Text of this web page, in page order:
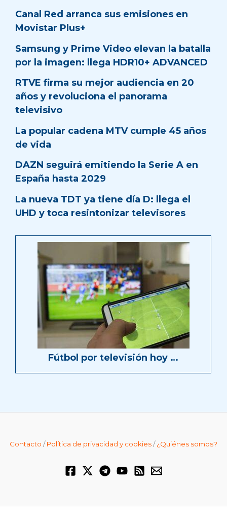
Canal Red arranca sus emisiones en
Movistar Plus+
Samsung y Prime Video elevan la batalla
por la imagen: llega HDR10+ ADVANCED
RTVE firma su mejor audiencia en 20
años y revoluciona el panorama
televisivo
La popular cadena MTV cumple 45 años
de vida
DAZN seguirá emitiendo la Serie A en
España hasta 2029
La nueva TDT ya tiene día D: llega el
UHD y toca resintonizar televisores
Fútbol por televisión hoy …
Contacto /Política de privacidad y cookies/¿Quiénes somos?